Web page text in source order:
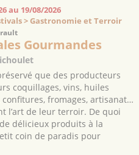
au 19/08/2026
> Gastronomie et Terroir
Gourmandes
que des producteurs
coquillages, vins, huiles
confitures, fromages, artisanat…
l’art de leur terroir. De quoi
délicieux produits à la
coin de paradis pour